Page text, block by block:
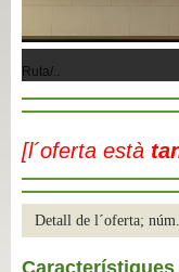
Ruta/..
[l´oferta està
Detall de l´oferta;